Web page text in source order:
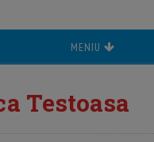
MENIU
Testoasa